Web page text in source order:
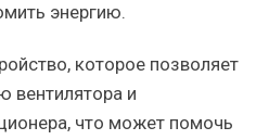
энергию.
которое позволяет
вентилятора и
что может помочь